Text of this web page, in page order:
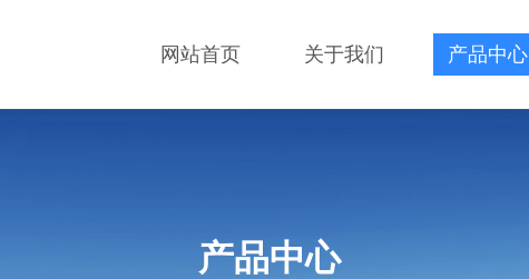
网站首页 关于我们 产品中心
产品中心